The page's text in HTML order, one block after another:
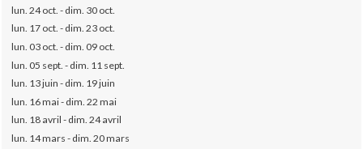
lun. 24 oct. - dim. 30 oct.
lun. 17 oct. - dim. 23 oct.
lun. 03 oct. - dim. 09 oct.
lun. 05 sept. - dim. 11 sept.
lun. 13 juin - dim. 19 juin
lun. 16 mai - dim. 22 mai
lun. 18 avril - dim. 24 avril
lun. 14 mars - dim. 20 mars